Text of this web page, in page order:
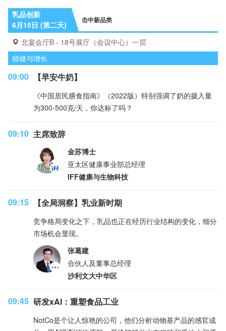
乳品创新
6月15日 (第二天)
击中新品类
北宴会厅B - 18号展厅（会议中心）一层
稳健与增长
09:00 【早安牛奶】
《中国居民膳食指南》（2022版）特别强调了奶的摄入量
为300-500克/天，你达标了吗？
09:10 主席致辞
金苏博士
亚太区健康事业部总经理
IFF健康与生物科技
09:15 【全局洞察】乳业新时期
竞争格局变化之下，乳品也正在经历行业结构的变化，细分
市场机会显现。
张葛建
合伙人及董事总经理
沙利文大中华区
09:45 研发xAI：重塑食品工业
NotCo是个让人惊艳的公司，他们分析动物基产品的感官成